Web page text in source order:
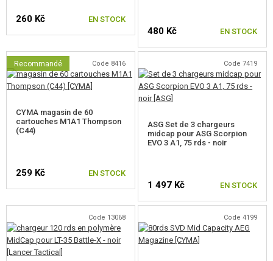
CHARGEURS POUR M14
CHARGEURS POUR MITRAILLEUSES
CHARGEURS POUR COURTE AEP
CHARGEURS POUR LES AUTRES
CHARGEURS POUR RÉPLIQUES A GAZ
CHARGEURS POUR RÉPLIQUE SNIPER
BB CHARGEURS ET DES BOUTEILLES
260 Kč EN STOCK
480 Kč EN STOCK
Recommandé Code 8416
CYMA magasin de 60
cartouches M1A1 Thompson
(C44)
259 Kč EN STOCK
Code 7419
ASG Set de 3 chargeurs
midcap pour ASG Scorpion
EVO 3 A1, 75 rds - noir
1 497 Kč EN STOCK
Code 13068 Code 4199